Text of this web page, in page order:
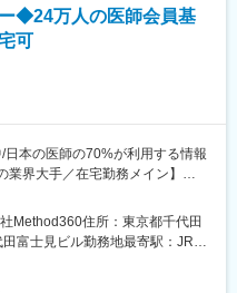
ジメントスキル
容をシステムへインプット
て
関する勉強が出来ますので、最新
ップデートして頂ける環境で
◆24万人の医師会員基
可
日本の医師の70%が利用する情報
界大手／在宅勤務メイン】
店事業を行う「株式会社
ディカルライティングの担当と
ロモーションに関わる各種資材
の一員として担っていただきま
Method360住所：東京都千代田
富士見ビル勤務地最寄駅：JR線
煙可能場所あり変更の範囲：会